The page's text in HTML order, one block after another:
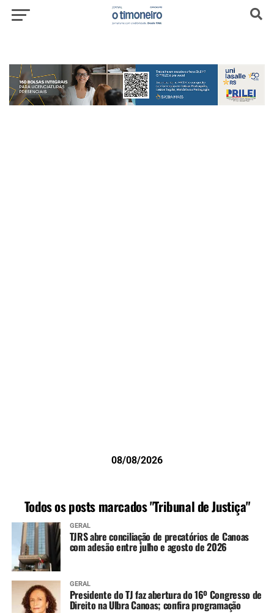
08/08/2026
Todos os posts marcados "Tribunal de Justiça"
GERAL
TJRS abre conciliação de precatórios de Canoas
com adesão entre julho e agosto de 2026
GERAL
Presidente do TJ faz abertura do 16º Congresso de
Direito na Ulbra Canoas; confira programação